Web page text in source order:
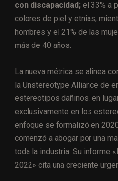
con discapacidad; el 33% a
colores de piel y etnias;
hombres y el 21% de las
más de 40 años.
La nueva métrica se alinea
la Unstereotype Alliance de
estereotipos dañinos, en
exclusivamente en los
enfoque se formalizó en
comenzó a abogar por una
toda la industria. Su informe
2022» cita una creciente